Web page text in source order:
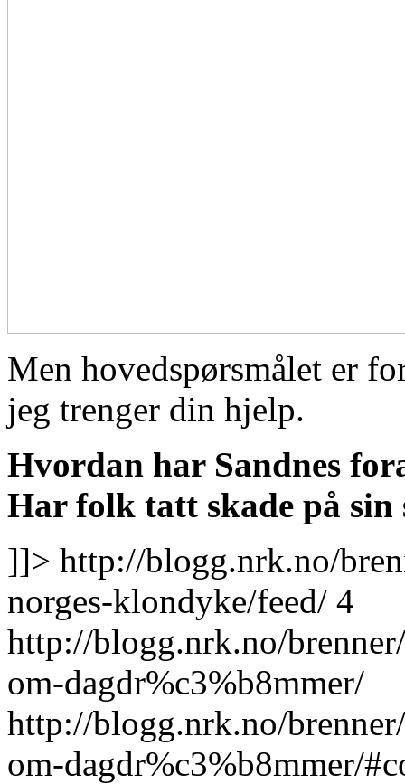
Men hovedspørsmålet er
jeg trenger din hjelp.
Hvordan har Sandnes
Har folk tatt skade på
]]> http://blogg.nrk.no/
norges-klondyke/feed/ 4
http://blogg.nrk.no/
om-dagdr%c3%b8mmer/
http://blogg.nrk.no/
om-dagdr%c3%b8mmer/